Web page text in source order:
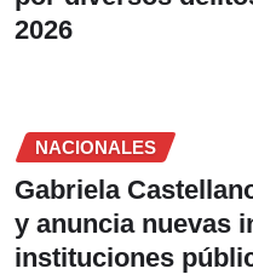
2026
NACIONALES
Gabriela
y anuncia nuevas
instituciones